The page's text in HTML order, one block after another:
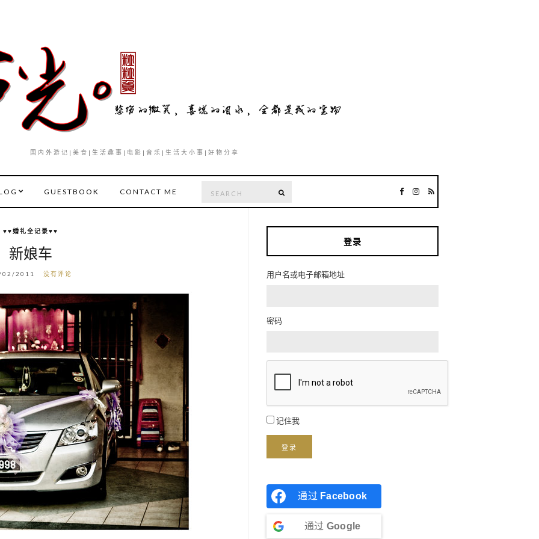
国内外游记|美食|生活趣事|电影|音乐|生活大小事|好物分享
GUESTBOOK CONTACT ME
♥♥婚礼全记录♥♥
新娘车
2011 没有评论
登录
用户名或电子邮箱地址
密码
记住我
登录
通过 Facebook
通过 Google